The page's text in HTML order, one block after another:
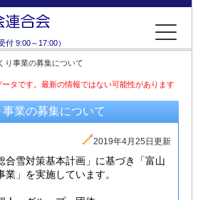
付 9:00～17:00）
り事業の募集について
タです。最新の情報ではない可能性があります
業の募集について
2019年4月25日更新
合雪対策基本計画」に基づき「富山
」を実施しています。